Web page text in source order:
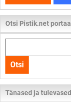
Otsi Pistik.net
kogu
lehelt
Otsi
Tänased ja